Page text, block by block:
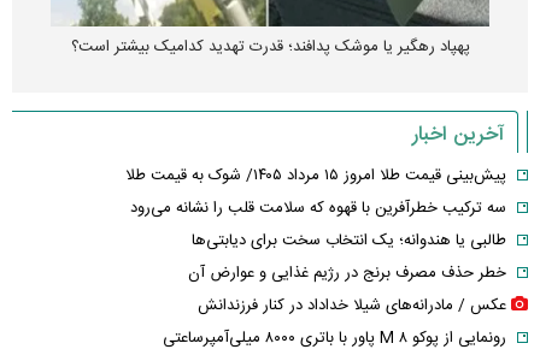
پهپاد رهگیر یا موشک پدافند؛ قدرت تهدید کدامیک بیشتر است؟
آخرین اخبار
پیش‌بینی قیمت طلا امروز ۱۵ مرداد ۱۴۰۵/ شوک به قیمت طلا
سه ترکیب خطرآفرین با قهوه که سلامت قلب را نشانه می‌رود
طالبی یا هندوانه؛ یک انتخاب سخت برای دیابتی‌ها
خطر حذف مصرف برنج در رژیم غذایی و عوارض آن
عکس / مادرانه‌های شیلا خداداد در کنار فرزندانش
رونمایی از پوکو M ۸ پاور با باتری ۸۰۰۰ میلی‌آمپرساعتی